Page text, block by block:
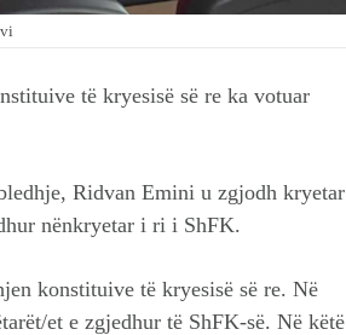
të kryesisë së re ka votuar
Ridvan Emini u zgjodh kryetar
nënkryetar i ri i ShFK.
konstituive të kryesisë së re. Në
et e zgjedhur të ShFK-së. Në këtë